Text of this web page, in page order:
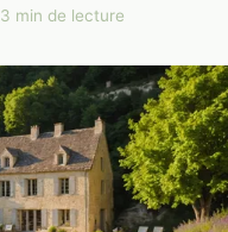
3 min de lecture